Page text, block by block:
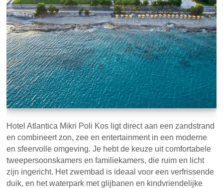
Hotel Atlantica Mikri Poli Kos ligt direct aan een zandstrand
en combineert zon, zee en entertainment in een moderne
en sfeervolle omgeving. Je hebt de keuze uit comfortabele
tweepersoonskamers en familiekamers, die ruim en licht
zijn ingericht. Het zwembad is ideaal voor een verfrissende
duik, en het waterpark met glijbanen en kindvriendelijke